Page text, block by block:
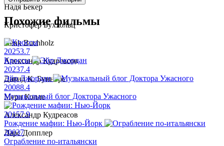
Надя Бекер
Кристофер Буххольц
Henk Buchholz
Александр Кудреасов
Давид К. Буннерс
Мерл Колле
Александр Кудреасов
Ларс Допплер
Похожие фильмы
20253.7
Кроссы
20237.4
Эйр Джордан
20088.4
Музыкальный блог Доктора Ужасного
20157.9
Рождение мафии: Нью-Йорк
20037
Ограбление по-итальянски